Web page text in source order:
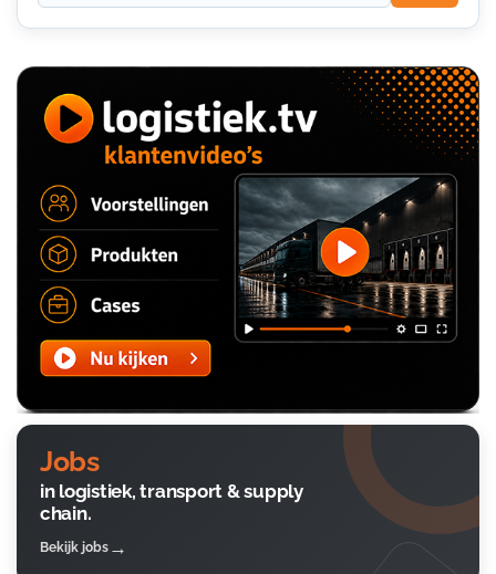
Jobs
in logistiek, transport & supply
chain.
Bekijk jobs